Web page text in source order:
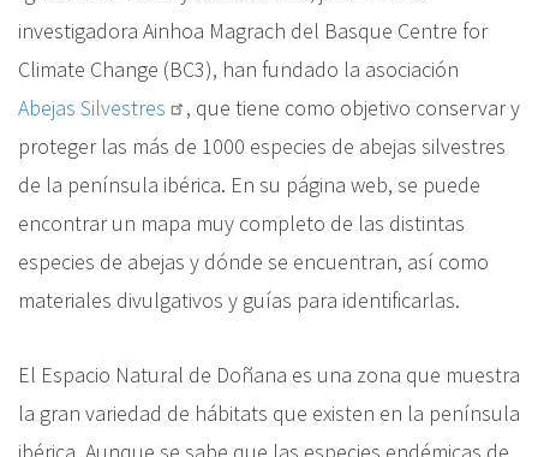
investigadora Ainhoa Magrach del Basque Centre for
Climate Change (BC3), han fundado la asociación
Abejas Silvestres
, que tiene como objetivo conservar y
proteger las más de 1000 especies de abejas silvestres
de la península ibérica. En su página web, se puede
encontrar un mapa muy completo de las distintas
especies de abejas y dónde se encuentran, así como
materiales divulgativos y guías para identificarlas.
El Espacio Natural de Doñana es una zona que muestra
la gran variedad de hábitats que existen en la península
ibérica. Aunque se sabe que las especies endémicas de